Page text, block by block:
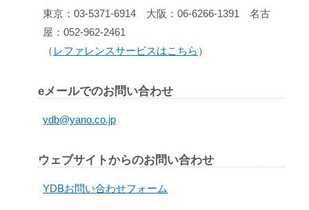
東京：03-5371-6914 大阪：06-6266-1391 名古
屋：052-962-2461
（ レファレンスサービスはこちら ）
eメールでのお問い合わせ
ydb@yano.co.jp
ウェブサイトからのお問い合わせ
YDBお問い合わせフォーム